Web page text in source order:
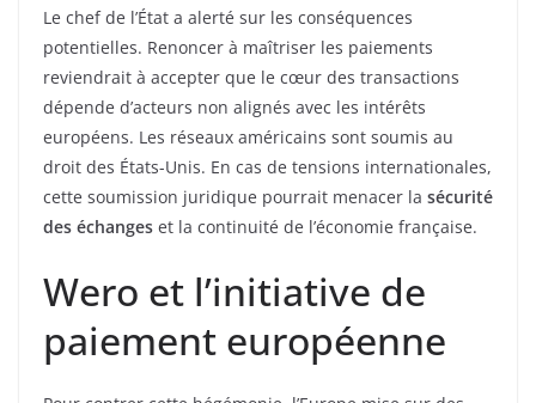
Le chef de l’État a alerté sur les conséquences
potentielles. Renoncer à maîtriser les paiements
reviendrait à accepter que le cœur des transactions
dépende d’acteurs non alignés avec les intérêts
européens. Les réseaux américains sont soumis au
droit des États-Unis. En cas de tensions internationales,
cette soumission juridique pourrait menacer la sécurité
des échanges et la continuité de l’économie française.
Wero et l’initiative de
paiement européenne